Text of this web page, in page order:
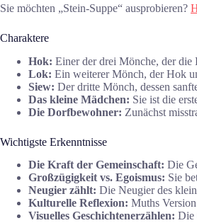
Sie möchten „Stein-Suppe“ ausprobieren?
Charaktere
Hok: Einer der drei Mönche, der die
Lok: Ein weiterer Mönch, der Hok
Siew: Der dritte Mönch, dessen
Das kleine Mädchen: Sie ist die
Die Dorfbewohner: Zunächst
Wichtigste Erkenntnisse
Die Kraft der Gemeinschaft: Die
Großzügigkeit vs. Egoismus: Sie
Neugier zählt: Die Neugier des
Kulturelle Reflexion: Muths
Visuelles Geschichtenerzählen: Die